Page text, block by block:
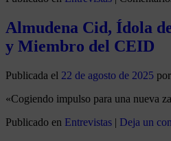
Almudena Cid, Ídola
y Miembro del CEID
Publicada el 22 de agosto de 2025 por
«Cogiendo impulso para una nueva
Publicado en Entrevistas | Deja un